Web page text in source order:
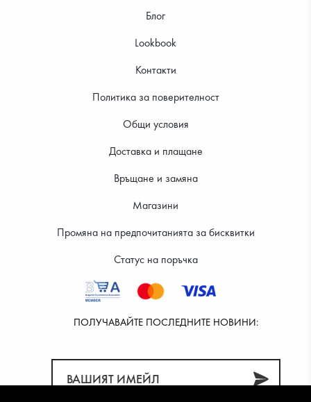
Блог
Lookbook
Контакти
Политика за поверителност
Общи условия
Доставка и плащане
Връщане и замяна
Магазини
Промяна на предпочитанията за бисквитки
Статус на поръчка
ПОЛУЧАВАЙТЕ ПОСЛЕДНИТЕ НОВИНИ: